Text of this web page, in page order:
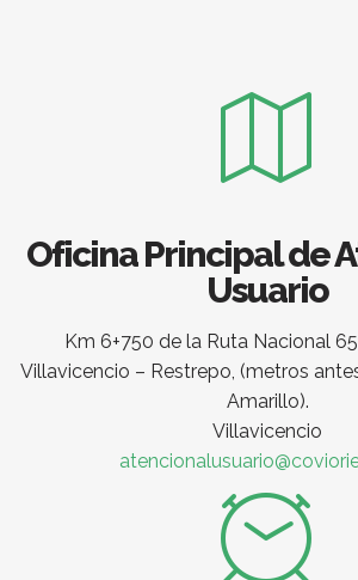
Oficina Principal de
Usuario
Km 6+750 de la Ruta Nacional
Villavicencio – Restrepo, (metros
Amarillo).
Villavicencio